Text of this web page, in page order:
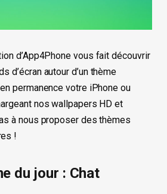
d’App4Phone vous fait découvrir
d’écran autour d’un thème
permanence votre iPhone ou
nos wallpapers HD et
à nous proposer des thèmes
!
du jour : Chat